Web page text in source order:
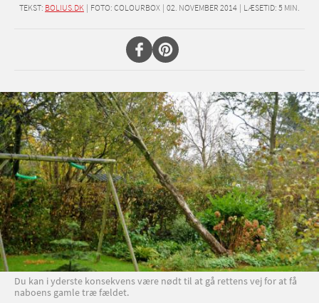
TEKST: BOLIUS.DK | FOTO: COLOURBOX | 02. NOVEMBER 2014 | LÆSETID: 5 MIN.
Du kan i yderste konsekvens være nødt til at gå rettens vej for at få
naboens gamle træ fældet.